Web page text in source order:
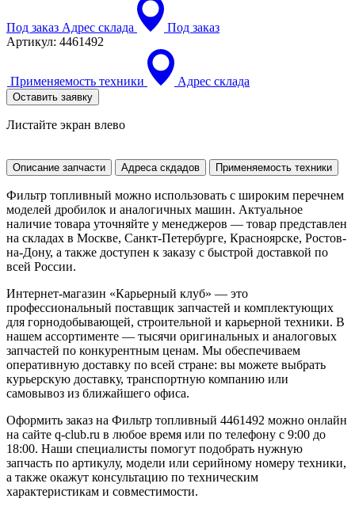
Под заказ Адрес склада
Под заказ
Артикул: 4461492
Применяемость техники Адрес склада
Оставить заявку
Листайте экран влево
Описание запчасти Адреса скдадов Применяемость техники
Фильтр топливный можно использовать с широким перечнем
моделей дробилок и аналогичных машин. Актуальное
наличие товара уточняйте у менеджеров — товар представлен
на складах в Москве, Санкт-Петербурге, Красноярске, Ростов-
на-Дону, а также доступен к заказу с быстрой доставкой по
всей России.
Интернет-магазин «Карьерный клуб» — это
профессиональный поставщик запчастей и комплектующих
для горнодобывающей, строительной и карьерной техники. В
нашем ассортименте — тысячи оригинальных и аналоговых
запчастей по конкурентным ценам. Мы обеспечиваем
оперативную доставку по всей стране: вы можете выбрать
курьерскую доставку, транспортную компанию или
самовывоз из ближайшего офиса.
Оформить заказ на Фильтр топливный 4461492 можно онлайн
на сайте q-club.ru в любое время или по телефону с 9:00 до
18:00. Наши специалисты помогут подобрать нужную
запчасть по артикулу, модели или серийному номеру техники,
а также окажут консультацию по техническим
характеристикам и совместимости.